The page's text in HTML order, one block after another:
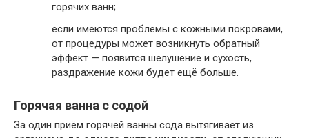
горячих ванн;
если имеются проблемы с кожными покровами,
от процедуры может возникнуть обратный
эффект — появится шелушение и сухость,
раздражение кожи будет ещё больше.
Горячая ванна с содой
За один приём горячей ванны сода вытягивает из